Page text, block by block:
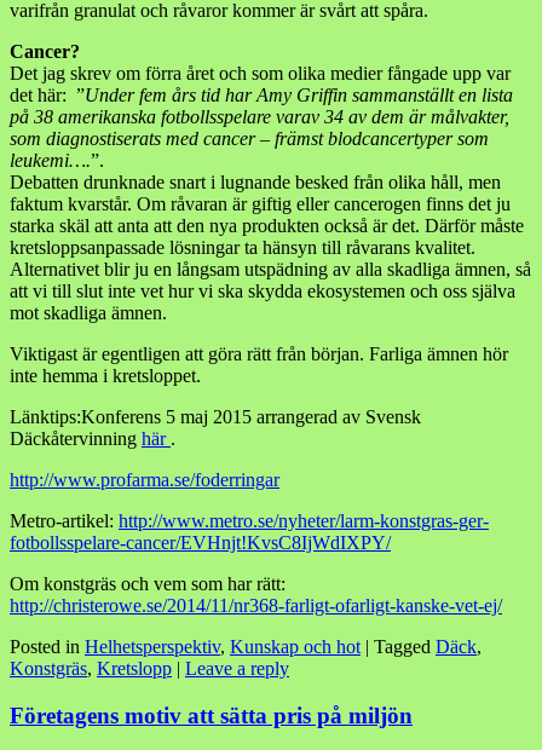
varifrån granulat och råvaror kommer är svårt att spåra.
Cancer?
Det jag skrev om förra året och som olika medier fångade upp var
det här: ”Under fem års tid har Amy Griffin sammanställt en lista
på 38 amerikanska fotbollsspelare varav 34 av dem är målvakter,
som diagnostiserats med cancer – främst blodcancertyper som
leukemi….”.
Debatten drunknade snart i lugnande besked från olika håll, men
faktum kvarstår. Om råvaran är giftig eller cancerogen finns det ju
starka skäl att anta att den nya produkten också är det. Därför måste
kretsloppsanpassade lösningar ta hänsyn till råvarans kvalitet.
Alternativet blir ju en långsam utspädning av alla skadliga ämnen, så
att vi till slut inte vet hur vi ska skydda ekosystemen och oss själva
mot skadliga ämnen.
Viktigast är egentligen att göra rätt från början. Farliga ämnen hör
inte hemma i kretsloppet.
Länktips:Konferens 5 maj 2015 arrangerad av Svensk
Däckåtervinning här .
http://www.profarma.se/foderringar
Metro-artikel: http://www.metro.se/nyheter/larm-konstgras-ger-
fotbollsspelare-cancer/EVHnjt!KvsC8IjWdIXPY/
Om konstgräs och vem som har rätt:
http://christerowe.se/2014/11/nr368-farligt-ofarligt-kanske-vet-ej/
Posted in Helhetsperspektiv, Kunskap och hot | Tagged Däck,
Konstgräs, Kretslopp | Leave a reply
Företagens motiv att sätta pris på miljön